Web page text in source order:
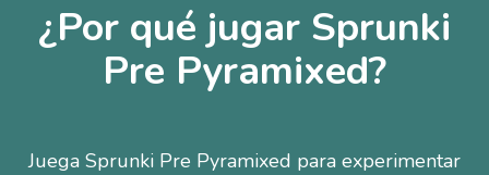
¿Por qué jugar Sprunki
Pre Pyramixed?
Juega Sprunki Pre Pyramixed para experimentar